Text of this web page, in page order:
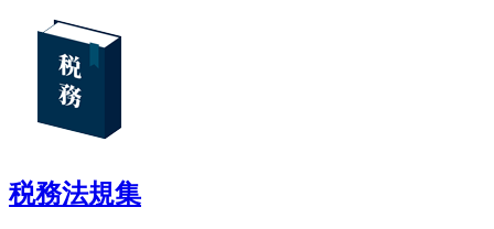
税務法規集